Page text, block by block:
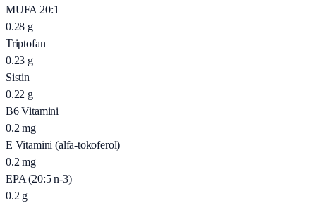
MUFA 20:1
0.28 g
Triptofan
0.23 g
Sistin
0.22 g
B6 Vitamini
0.2 mg
E Vitamini (alfa-tokoferol)
0.2 mg
EPA (20:5 n-3)
0.2 g